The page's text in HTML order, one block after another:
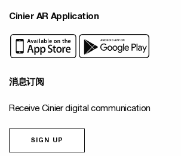
Cinier AR Application
消息订阅
Receive Cinier digital communication
SIGN UP